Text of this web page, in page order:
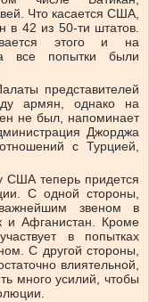
Что касается США,
в 42 из 50-ти штатов.
этого и на
все попытки были
представителей
армян, однако на
не был, напоминает
Джорджа
с Турцией,
США теперь придется
С одной стороны,
звеном в
и Афганистан. Кроме
в попытках
С другой стороны,
влиятельной,
много усилий, чтобы